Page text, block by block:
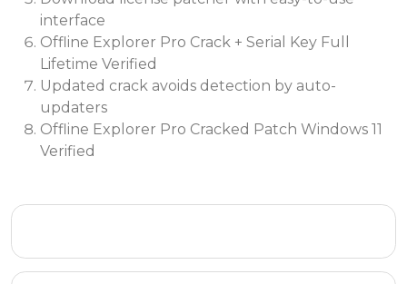
interface
Offline Explorer Pro Crack + Serial Key Full
Lifetime Verified
Updated crack avoids detection by auto-
updaters
Offline Explorer Pro Cracked Patch Windows 11
Verified